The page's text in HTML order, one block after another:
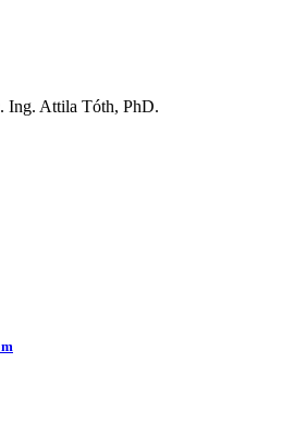
Ing. Attila Tóth, PhD.